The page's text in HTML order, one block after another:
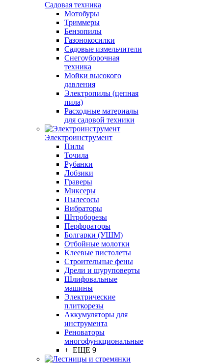
Садовая техника
Мотобуры
Триммеры
Бензопилы
Газонокосилки
Садовые измельчители
Снегоуборочная
техника
Мойки высокого
давления
Электропилы (цепная
пила)
Расходные материалы
для садовой техники
Электроинструмент
Пилы
Точила
Рубанки
Лобзики
Граверы
Миксеры
Пылесосы
Вибраторы
Штроборезы
Перфораторы
Болгарки (УШМ)
Отбойные молотки
Клеевые пистолеты
Строительные фены
Дрели и шуруповерты
Шлифовальные
машины
Электрические
плиткорезы
Аккумуляторы для
инструмента
Реноваторы
многофункциональные
+ ЕЩЕ 9